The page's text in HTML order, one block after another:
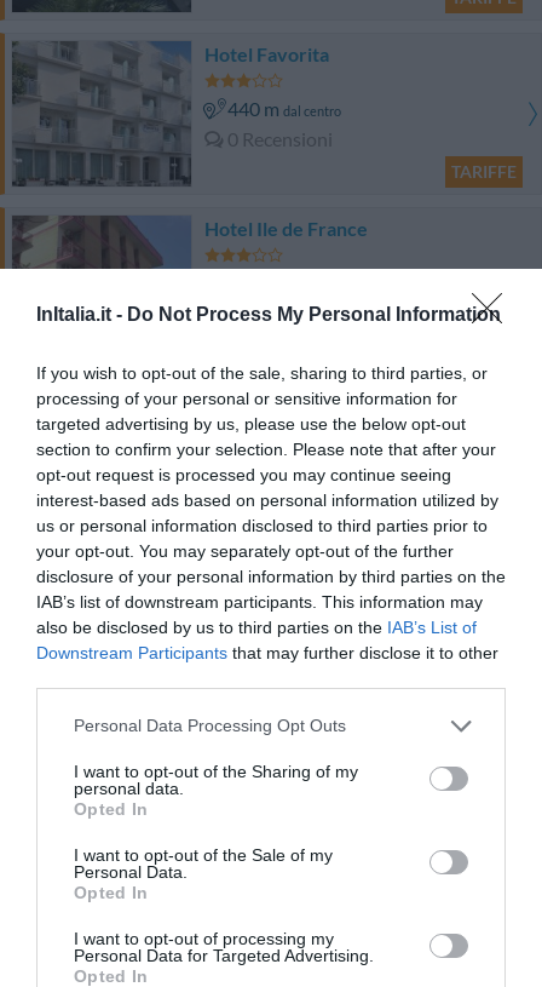
InItalia.it - Do Not Process My Personal Information
If you wish to opt-out of the sale, sharing to third parties, or
processing of your personal or sensitive information for
targeted advertising by us, please use the below opt-out
section to confirm your selection. Please note that after your
opt-out request is processed you may continue seeing
interest-based ads based on personal information utilized by
us or personal information disclosed to third parties prior to
your opt-out. You may separately opt-out of the further
disclosure of your personal information by third parties on the
IAB’s list of downstream participants. This information may
also be disclosed by us to third parties on the IAB’s List of
Downstream Participants that may further disclose it to other
Personal Data Processing Opt Outs
I want to opt-out of the Sharing of my
personal data.
Opted In
I want to opt-out of the Sale of my
Personal Data.
Opted In
I want to opt-out of processing my
Personal Data for Targeted Advertising.
Opted In
Hotel Favorita
440 m dal centro
0 Recensioni
TARIFFE
Hotel Ile de France
0 Recensioni
Hotel Stella Maris
3.53 kmdal centro
0 Recensioni
TARIFFE
Hotel Buenos Aires
6.82 kmdal centro
Ottimo 8.3
TARIFFE
TARIFFE